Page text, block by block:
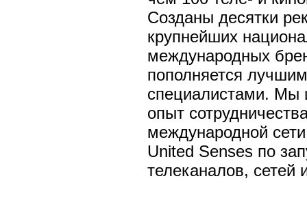
Созданы десятки
крупнейших
международных
пополняется
специалистами. Мы
опыт
международной
United Senses по
телеканалов, сетей